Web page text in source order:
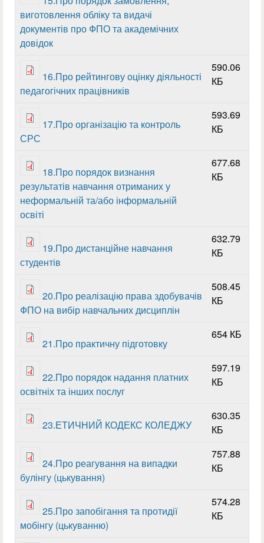
виготовлення обліку та видачі
документів про ФПО та академічних
довідок
16.Про рейтингову оцінку діяльності
педагогічних працівників
590.06
КБ
17.Про організацію та контроль
СРС
593.69
КБ
18.Про порядок визнання
результатів навчання отриманих у
неформальній та/або інформальній
освіті
677.68
КБ
19.Про дистанційне навчання
студентів
632.79
КБ
20.Про реалізацію права здобувачів
ФПО на вибір навчальних дисциплін
508.45
КБ
21.Про практичну підготовку
654 КБ
22.Про порядок надання платних
освітніх та інших послуг
597.19
КБ
23.ЕТИЧНИЙ КОДЕКС КОЛЕДЖУ
630.35
КБ
24.Про реагування на випадки
булінгу (цькування)
757.88
КБ
25.Про запобігання та протидії
мобінгу (цькуванню)
574.28
КБ